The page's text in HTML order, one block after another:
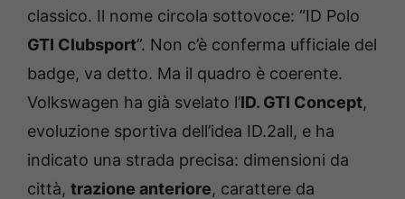
classico. Il nome circola sottovoce: “ID Polo
GTI Clubsport”. Non c’è conferma ufficiale del
badge, va detto. Ma il quadro è coerente.
Volkswagen ha già svelato l’ID. GTI Concept,
evoluzione sportiva dell’idea ID.2all, e ha
indicato una strada precisa: dimensioni da
città, trazione anteriore, carattere da